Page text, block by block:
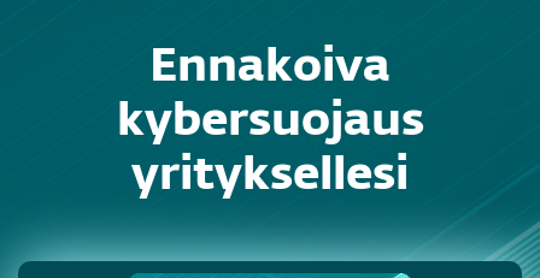
Ennakoiva
kybersuojaus
yrityksellesi